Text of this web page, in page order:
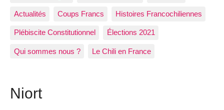
Actualités Coups Francs Histoires Francochiliennes
Plébiscite Constitutionnel Élections 2021
Qui sommes nous ? Le Chili en France
Niort